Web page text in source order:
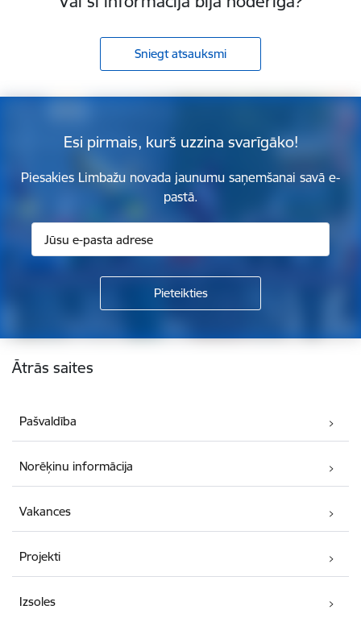
Sniegt atsauksmi
Esi pirmais, kurš uzzina svarīgāko!
Piesakies Limbažu novada jaunumu saņemšanai savā e-
pastā.
Kājene
Ātrās saites
Pašvaldība
Norēķinu informācija
Vakances
Projekti
Izsoles